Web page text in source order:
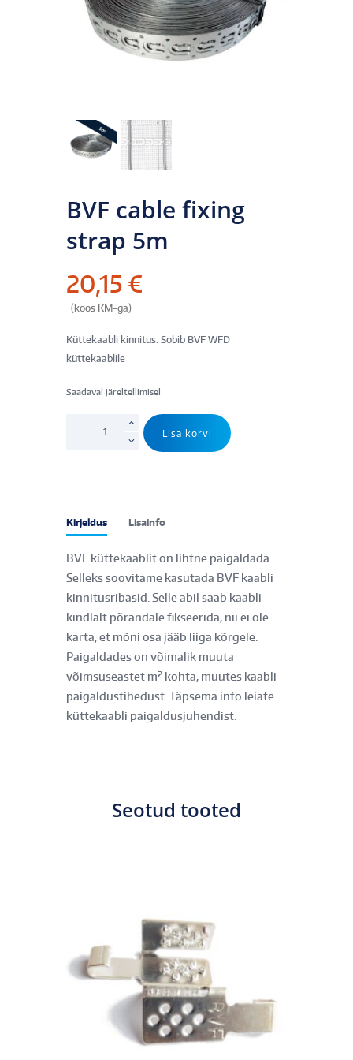
BVF cable fixing
strap 5m
20,15 €
(koos KM-ga)
Küttekaabli kinnitus. Sobib BVF WFD
küttekaablile
Saadaval järeltellimisel
kogus
Lisa korvi
Kirjeldus Lisainfo
BVF küttekaablit on lihtne paigaldada.
Selleks soovitame kasutada BVF kaabli
kinnitusribasid. Selle abil saab kaabli
kindlalt põrandale fikseerida, nii ei ole
karta, et mõni osa jääb liiga kõrgele.
Paigaldades on võimalik muuta
võimsuseastet m² kohta, muutes kaabli
paigaldustihedust. Täpsema info leiate
küttekaabli paigaldusjuhendist.
Seotud tooted